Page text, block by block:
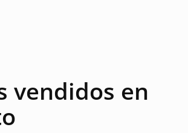
vendidos en